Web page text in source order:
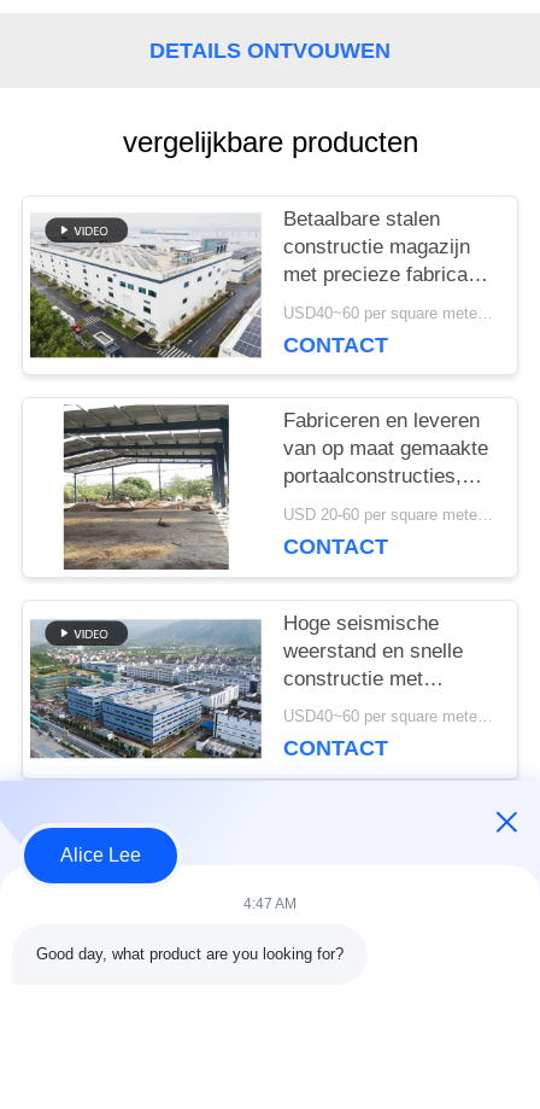
NIEUWS
GEVALLEN
SITEMAP
PRIVACYBELEID
DETAILS ONTVOUWEN
vergelijkbare producten
Betaalbare stalen
constructie magazijn
met precieze fabricage
en one-stop
USD40~60 per square meter MOQ:1000 sqm
CONTACT
Fabriceren en leveren
van op maat gemaakte
portaalconstructies,
staalconstructie
USD 20-60 per square meter MOQ:1000 Vierkante Meter
CONTACT
Hoge seismische
weerstand en snelle
constructie met
duurzame stalen
voor uw
USD40~60 per square meter MOQ:1000 vierkante meter
CONTACT
populaire categorieën
de bouw van de
De Workshop van de
Alice Lee
4:47 AM
Good day, what product are you looking for?